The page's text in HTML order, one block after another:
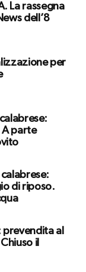
La rassegna
dell’8
per
parte
di riposo.
prevendita al
il